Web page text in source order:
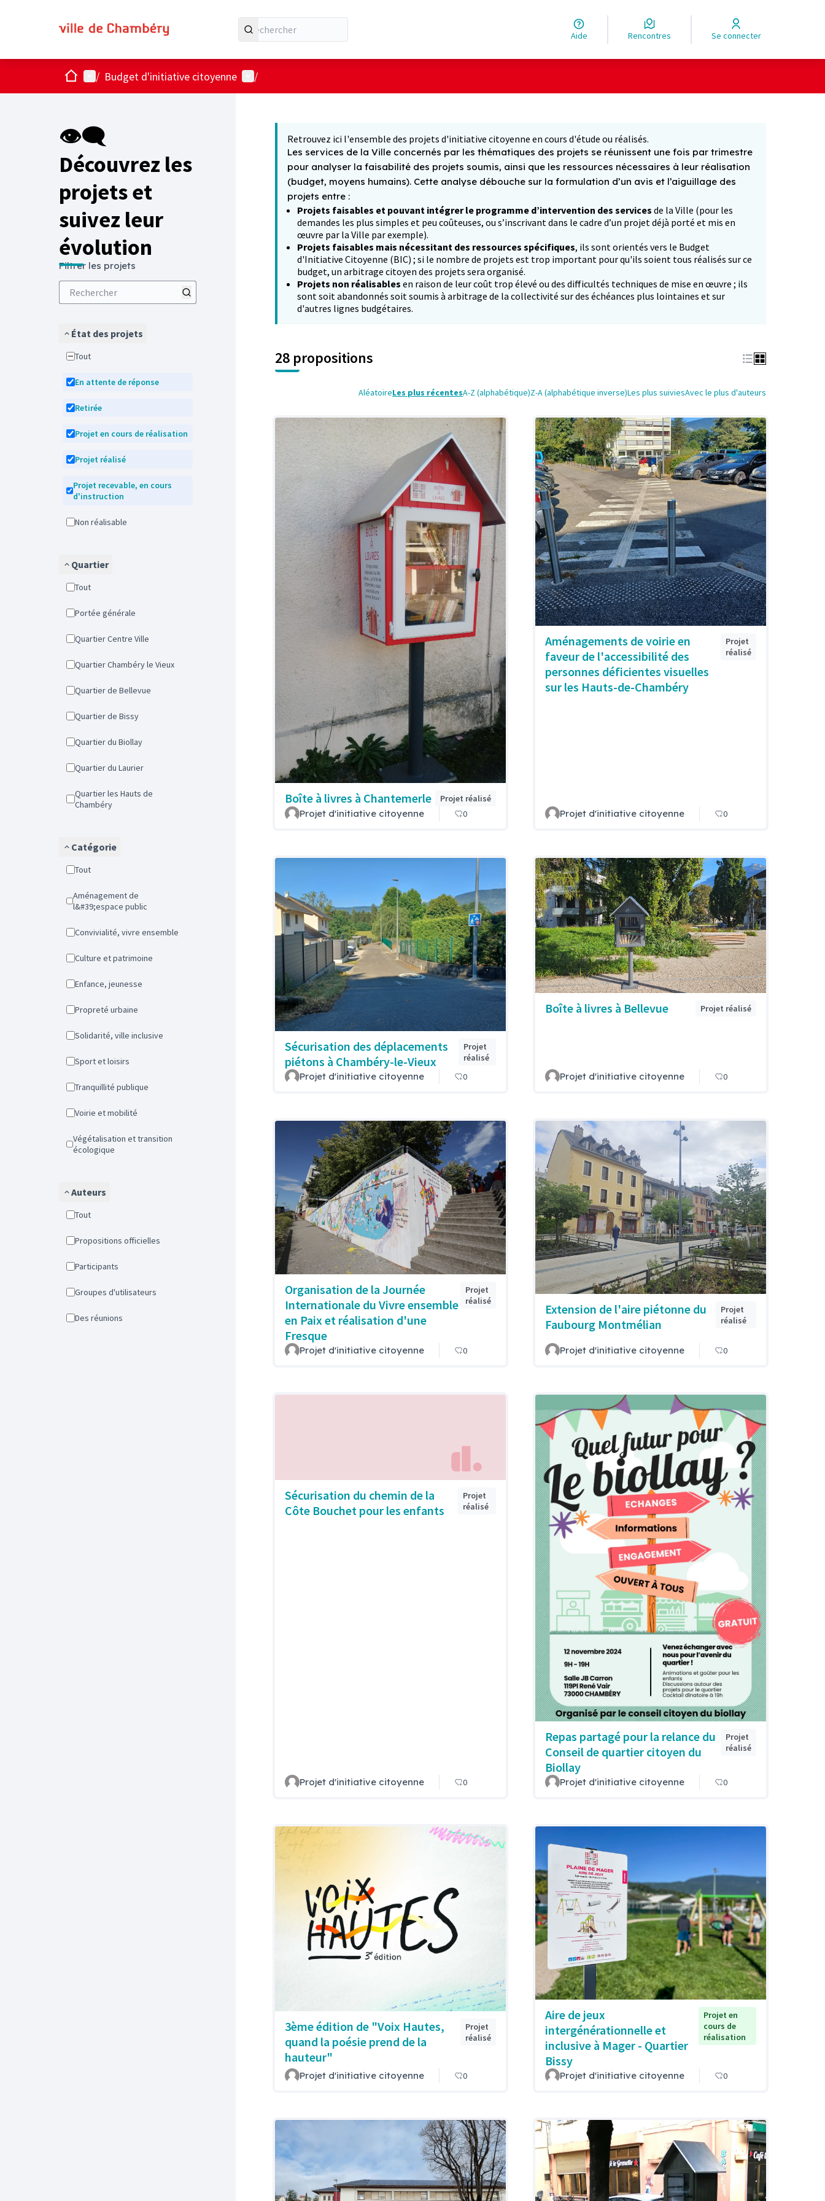
Aide Rencontres Se connecter
AccueilMenu principal
/ Budget d'initiative citoyenne Menu utilisateur
/
👁‍🗨
Découvrez les
projets et
suivez leur
évolution
Filtrer les projets
État des projets
Tout
En attente de réponse
Retirée
Projet en cours de réalisation
Projet réalisé
Projet recevable, en cours
d'instruction
Non réalisable
Quartier
Tout
Portée générale
Quartier Centre Ville
Quartier Chambéry le Vieux
Quartier de Bellevue
Quartier de Bissy
Quartier du Biollay
Quartier du Laurier
Quartier les Hauts de
Chambéry
Catégorie
Tout
Aménagement de
l&#39;espace public
Convivialité, vivre ensemble
Culture et patrimoine
Enfance, jeunesse
Propreté urbaine
Solidarité, ville inclusive
Sport et loisirs
Tranquillité publique
Voirie et mobilité
Végétalisation et transition
écologique
Auteurs
Tout
Propositions officielles
Participants
Groupes d'utilisateurs
Des réunions
Retrouvez ici l'ensemble des projets d'initiative citoyenne en cours d'étude ou réalisés.
Les services de la Ville concernés par les thématiques des projets se réunissent une fois par trimestre
pour analyser la faisabilité des projets soumis, ainsi que les ressources nécessaires à leur réalisation
(budget, moyens humains). Cette analyse débouche sur la formulation d’un avis et l’aiguillage des
projets entre :
Projets faisables et pouvant intégrer le programme d’intervention des services de la Ville (pour les
demandes les plus simples et peu coûteuses, ou s’inscrivant dans le cadre d’un projet déjà porté et mis en
œuvre par la Ville par exemple).
Projets faisables mais nécessitant des ressources spécifiques, ils sont orientés vers le Budget
d'Initiative Citoyenne (BIC) ; si le nombre de projets est trop important pour qu'ils soient tous réalisés sur ce
budget, un arbitrage citoyen des projets sera organisé.
Projets non réalisables en raison de leur coût trop élevé ou des difficultés techniques de mise en œuvre ; ils
sont soit abandonnés soit soumis à arbitrage de la collectivité sur des échéances plus lointaines et sur
d'autres lignes budgétaires.
28 propositions
AléatoireLes plus récentesA-Z (alphabétique)Z-A (alphabétique inverse)Les plus suiviesAvec le plus d'auteurs
Boîte à livres à Chantemerle Projet réalisé
Projet d'initiative citoyenne 0
Aménagements de voirie en
faveur de l'accessibilité des
personnes déficientes visuelles
sur les Hauts-de-Chambéry
Projet
réalisé
Projet d'initiative citoyenne 0
Sécurisation des déplacements
piétons à Chambéry-le-Vieux
Projet
réalisé
Projet d'initiative citoyenne 0
Boîte à livres à Bellevue Projet réalisé
Projet d'initiative citoyenne 0
Organisation de la Journée
Internationale du Vivre ensemble
en Paix et réalisation d'une
Fresque
Projet
réalisé
Projet d'initiative citoyenne 0
Extension de l'aire piétonne du
Faubourg Montmélian
Projet
réalisé
Projet d'initiative citoyenne 0
Sécurisation du chemin de la
Côte Bouchet pour les enfants
Projet
réalisé
Projet d'initiative citoyenne 0
Repas partagé pour la relance du
Conseil de quartier citoyen du
Biollay
Projet
réalisé
Projet d'initiative citoyenne 0
3ème édition de "Voix Hautes,
quand la poésie prend de la
hauteur"
Projet
réalisé
Projet d'initiative citoyenne 0
Aire de jeux
intergénérationnelle et
inclusive à Mager - Quartier
Bissy
Projet en
cours de
réalisation
Projet d'initiative citoyenne 0